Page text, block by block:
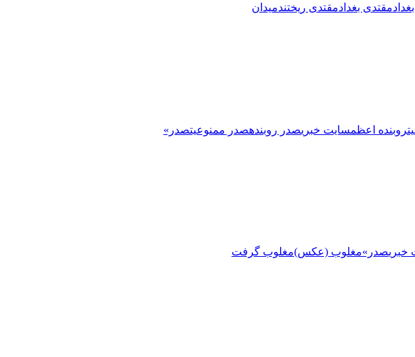
مقتدی بغدادمقتدی ریختندمیدان
روبنده اعظمسایت خبریصدر روبندهصدر ممنوعیتصدر»
خبریصدر»مغلوب (عکس)مغلوب گرفت